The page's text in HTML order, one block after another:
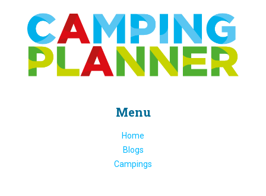
Menu
Home
Blogs
Campings